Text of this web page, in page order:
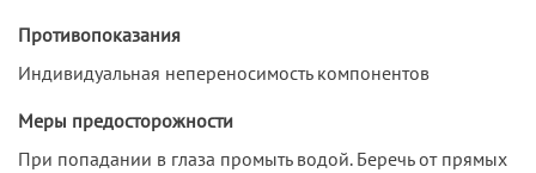
Противопоказания
Индивидуальная непереносимость компонентов
Меры предосторожности
При попадании в глаза промыть водой. Беречь от прямых